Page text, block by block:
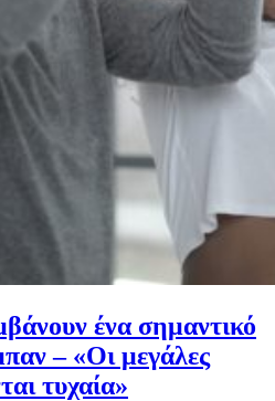
ένα σημαντικό
– «Οι μεγάλες
τυχαία»